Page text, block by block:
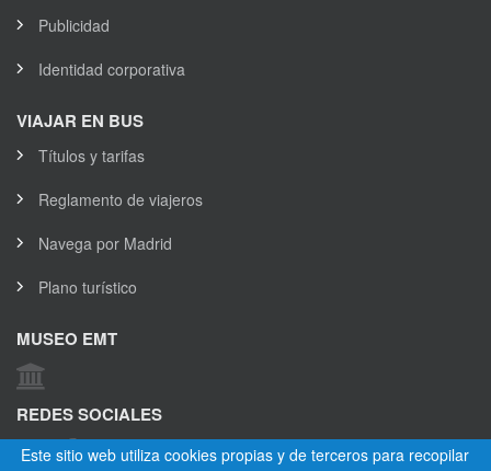
Este sitio web utiliza cookies propias y de terceros para recopilar
Publicidad
Identidad corporativa
VIAJAR EN BUS
Títulos y tarifas
Reglamento de viajeros
Navega por Madrid
Plano turístico
MUSEO EMT
REDES SOCIALES